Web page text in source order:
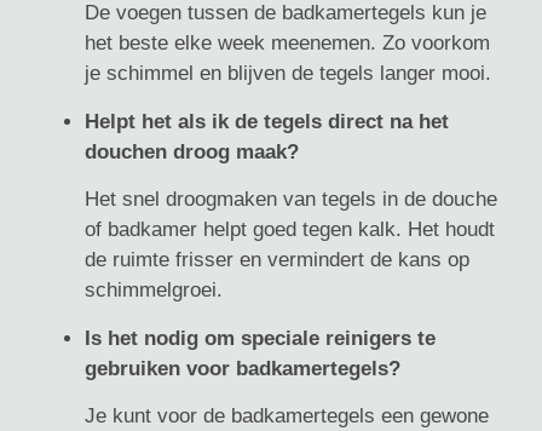
De voegen tussen de badkamertegels kun je
het beste elke week meenemen. Zo voorkom
je schimmel en blijven de tegels langer mooi.
Helpt het als ik de tegels direct na het
douchen droog maak?
Het snel droogmaken van tegels in de douche
of badkamer helpt goed tegen kalk. Het houdt
de ruimte frisser en vermindert de kans op
schimmelgroei.
Is het nodig om speciale reinigers te
gebruiken voor badkamertegels?
Je kunt voor de badkamertegels een gewone